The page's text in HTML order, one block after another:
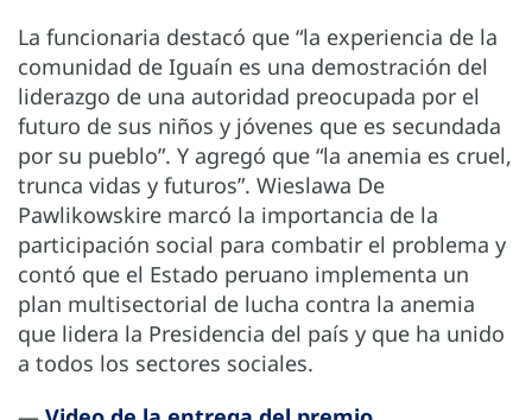
La funcionaria destacó que “la experiencia de la
comunidad de Iguaín es una demostración del
liderazgo de una autoridad preocupada por el
futuro de sus niños y jóvenes que es secundada
por su pueblo”. Y agregó que “la anemia es cruel,
trunca vidas y futuros”. Wieslawa De
Pawlikowskire marcó la importancia de la
participación social para combatir el problema y
contó que el Estado peruano implementa un
plan multisectorial de lucha contra la anemia
que lidera la Presidencia del país y que ha unido
a todos los sectores sociales.